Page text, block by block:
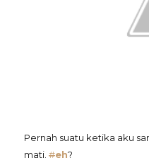
Pernah suatu ketika aku
mati. #eh?